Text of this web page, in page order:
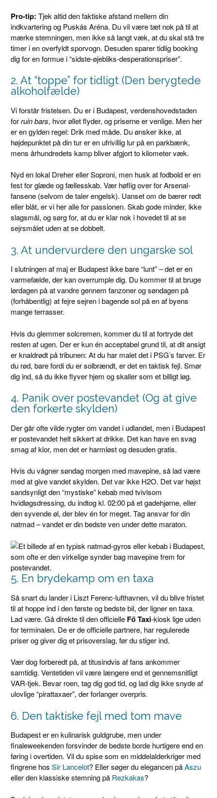
Pro-tip: Tjek altid den faktiske afstand mellem din
indkvartering og Puskás Aréna. Du vil være tæt nok på til at
mærke stemningen, men ikke så langt væk, at du skal stå tre
timer i en overfyldt sporvogn. Desuden sparer tidlig booking
dig for en formue i “sidste-øjebliks-desperationspriser”.
2. At “toppe” for tidligt (Den berygtede
alkoholfælde)
Vi forstår fristelsen. Du er i Budapest, verdenshovedstaden
forruin bars, hvor øllet flyder, og priserne er venlige. Men her
er en gylden regel: Drik med måde. Du ønsker ikke, at
højdepunktet på din tur er en ufrivillig lur på en parkbænk,
mens århundredets kamp bliver afgjort to kilometer væk.
Nyd en lokal Dreher eller Soproni, men husk at fodbold er en
fest for glæde og fællesskab. Vær høflig over for Arsenal-
fansene (selvom de taler engelsk). Uanset om de bærer rødt
eller blåt, er vi her alle for passionen. Skab gode minder, ikke
slagsmål, og sørg for, at du er klar nok i hovedet til at se
sejrsmålet uden at se dobbelt.
3. At undervurdere den ungarske sol
I slutningen af maj er Budapest ikke bare “lunt” – det er en
varmefælde, der kan overrumple dig. Du kommer til at bruge
lørdagen på at vandre gennem fanzoner og søndagen på
(forhåbentlig) at fejre sejren i bagende sol på en af byens
mange terrasser.
Hvis du glemmer solcremen, kommer du til at fortryde det
resten af ugen. Der er kun én acceptabel grund til, at dit ansigt
er knaldrødt på tribunen: At du har malet det i PSG’s farver. Er
du rød, bare fordi du er solbrændt, er det en taktisk fejl. Smør
dig ind, så du ikke flyver hjem og skaller som et billigt løg.
4. Panik over postevandet (Og at give
den forkerte skylden)
Der går ofte vilde rygter om vandet i udlandet, men i Budapest
er postevandet helt sikkert at drikke. Det kan have en svag
smag af klor, men det er harmløst og desuden gratis.
Hvis du vågner søndag morgen med mavepine, så lad være
med at give vandet skylden. Det var ikke H2O. Det var højst
sandsynligt den “mystiske” kebab med tvivlsom
hvidløgsdressing, du indtog kl. 02:00 på et gadehjørne, eller
den syvende øl, der blev én for meget. Tag ansvar for din
natmad – vandet er din bedste ven under dette maraton.
5. En brydekamp om en taxa
Så snart du lander i Liszt Ferenc-lufthavnen, vil du blive fristet
til at hoppe ind i den første og bedste bil, der ligner en taxa.
Lad være. Gå direkte til den officielle Fő Taxi-kiosk lige uden
for terminalen. De er de officielle partnere, har regulerede
priser og giver dig et prisoverslag, før du stiger ind.
Vær dog forberedt på, at titusindvis af fans ankommer
samtidig. Ventetiden vil være længere end et gennemsnitligt
VAR-tjek. Bevar roen, tag dig god tid, og lad dig ikke snyde af
ulovlige “pirattaxaer”, der forlanger overpris.
6. Den taktiske fejl med tom mave
Budapest er en kulinarisk guldgrube, men under
finaleweekenden forsvinder de bedste borde hurtigere end en
føring i overtiden. Vil du spise som en middelalderkriger med
fingrene hos Sir Lancelot? Eller søger du elegancen påAszu
eller den klassiske stemning på Rezkakas?